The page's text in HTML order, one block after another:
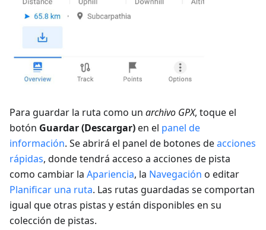
Para guardar la ruta como un archivo GPX, toque el
botón Guardar (Descargar)en el panel de
información. Se abrirá el panel de botones deacciones
rápidas, donde tendrá acceso a acciones de pista
como cambiar la Apariencia, la Navegación o editar
Planificar una ruta. Las rutas guardadas se comportan
igual que otras pistas y están disponibles en su
colección de pistas.